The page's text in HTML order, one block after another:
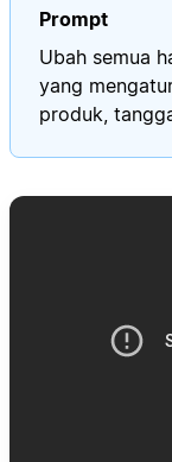
Prompt
Ubah semua
yang
produk,